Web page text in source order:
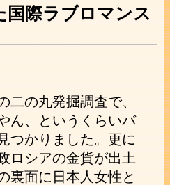
国際ラブロマンス
二の丸発掘調査で、
ん、というくらいバ
つかりました。更に
ロシアの金貨が出土
裏面に日本人女性と